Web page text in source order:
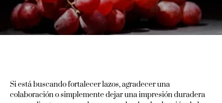
Si está buscando fortalecer lazos, agradecer una
colaboración o simplemente dejar una impresión duradera